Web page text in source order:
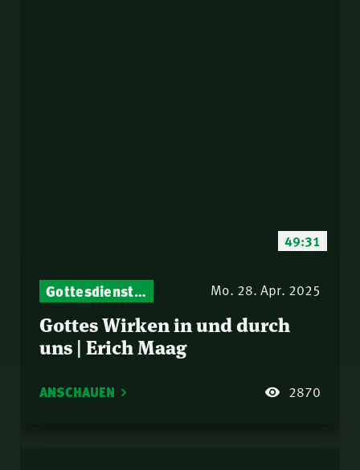
49:31
Gottesdienst-Botschaften – Jeden Sonntag neu: Aktuelle Predigten vom Mitternachtsruf Mo. 28. Apr. 2025
Gottes Wirken in und durch
uns | Erich Maag
ANSCHAUEN 2870